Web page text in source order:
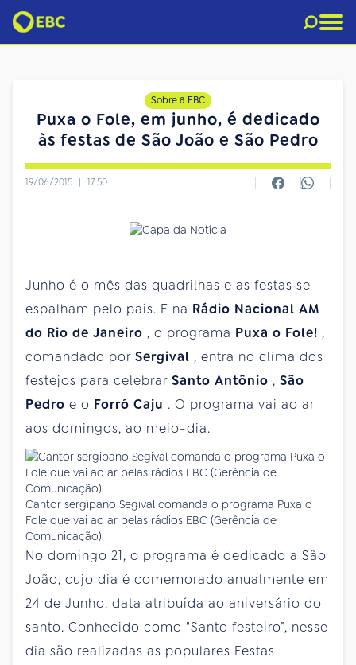
Sobre a EBC
Puxa o Fole, em junho, é dedicado
às festas de São João e São Pedro
19/06/2015 | 17:50
Junho é o mês das quadrilhas e as festas se
espalham pelo país. E na Rádio Nacional AM
do Rio de Janeiro , o programa Puxa o Fole! ,
comandado por Sergival , entra no clima dos
festejos para celebrar Santo Antônio , São
Pedro e o Forró Caju . O programa vai ao ar
aos domingos, ao meio-dia.
Cantor sergipano Segival comanda o programa Puxa o
Fole que vai ao ar pelas rádios EBC (Gerência de
Comunicação)
No domingo 21, o programa é dedicado a São
João, cujo dia é comemorado anualmente em
24 de Junho, data atribuída ao aniversário do
santo. Conhecido como "Santo festeiro”, nesse
dia são realizadas as populares Festas